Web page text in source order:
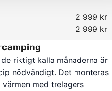
2 999 kr
2 999 kr
riktigt kalla månaderna är
nödvändigt. Det monteras
med trelagers